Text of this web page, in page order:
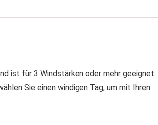
ist für 3 Windstärken oder mehr geeignet.
Sie einen windigen Tag, um mit Ihren